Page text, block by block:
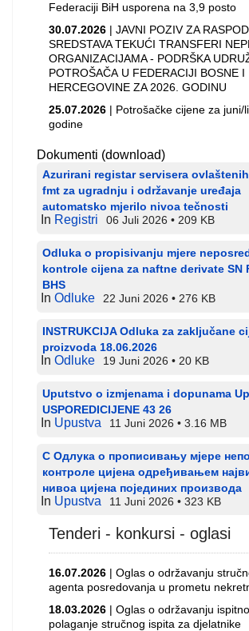
Federaciji BiH usporena na 3,9 posto
30.07.2026 | JAVNI POZIV ZA
SREDSTAVA TEKUĆI TRANSFERI
ORGANIZACIJAMA - PODRŠKA
POTROŠAČA U FEDERACIJI BOSNE I
HERCEGOVINE ZA 2026. GODINU
25.07.2026 | Potrošačke cijene za juni/
godine
Dokumenti (download)
Azurirani registar servisera
fmt za ugradnju i održavanje uređaja
automatsko mjerilo nivoa tečnosti
In Registri 06 Juli 2026 209 KB
Odluka o propisivanju mjere
kontrole cijena za naftne derivate SN
BHS
In Odluke 22 Juni 2026 276 KB
INSTRUKCIJA Odluka za zaključane
proizvoda 18.06.2026
In Odluke 19 Juni 2026 20 KB
Uputstvo o izmjenama i dopunama
USPOREDICIJENE 43 26
In Upustva 11 Juni 2026 3.16 MB
С Одлука о прописивању мјере
контроле цијена одређивањем
нивоа цијена појединих производа
In Upustva 11 Juni 2026 323 KB
Tenderi - konkursi - oglasi
16.07.2026 | Oglas o održavanju
agenta posredovanja u prometu
18.03.2026 | Oglas o održavanju
polaganje stručnog ispita za djelatnike